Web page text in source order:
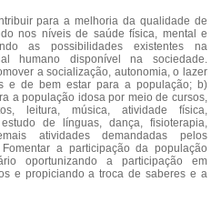
para a melhoria da qualidade de
nos níveis de saúde física, mental e
as possibilidades existentes na
humano disponível na sociedade.
a socialização, autonomia, o lazer
e de bem estar para a população; b)
a população idosa por meio de cursos,
leitura, música, atividade física,
de línguas, dança, fisioterapia,
atividades demandadas pelos
a participação da população
oportunizando a participação em
e propiciando a troca de saberes e a